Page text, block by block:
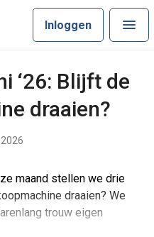
Inloggen
‘26: Blijft de
draaien?
maand stellen we drie
draaien? We
trouw eigen